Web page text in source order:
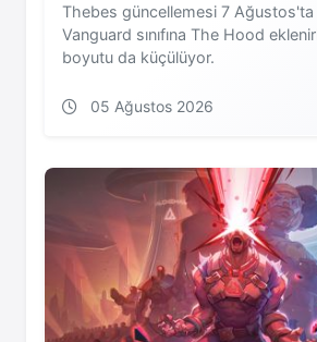
Thebes güncellemesi 7 Ağustos'ta
Vanguard sınıfına The Hood
boyutu da küçülüyor.
05 Ağustos 2026